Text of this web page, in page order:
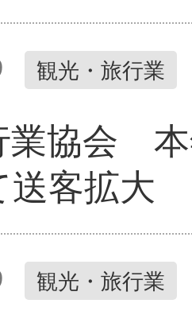
観光・旅行業
業協会
客拡大
観光・旅行業